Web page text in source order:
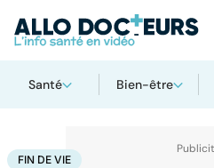
Santé Bien-être
AccueilSantéFin de vie
FIN DE VIE